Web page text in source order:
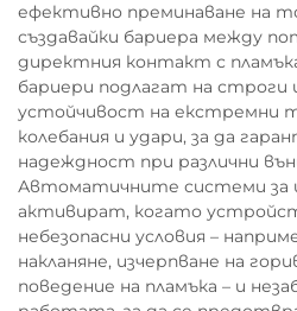
ефективно преминаване на
създавайки бариера между
директния контакт с
бариери подлагат на строги
устойчивост на екстремни
колебания и удари, за да
надеждност при различни
Автоматичните системи за
активират, когато
небезопасни условия –
накланяне, изчерпване на
поведение на пламъка – и